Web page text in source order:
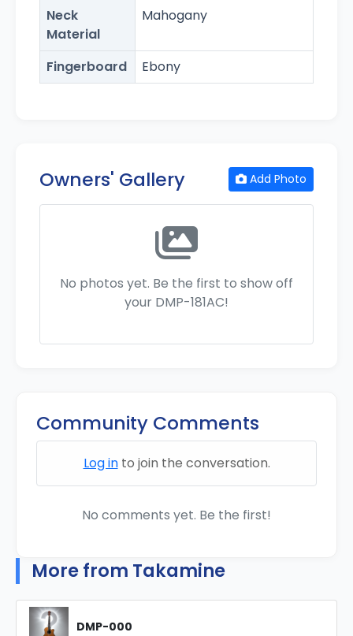
Neck
Material
Mahogany
Fingerboard Ebony
Owners' Gallery Add Photo
No photos yet. Be the first to show off
your DMP-181AC!
Community Comments
Log into join the conversation.
No comments yet. Be the first!
More from Takamine
DMP-000